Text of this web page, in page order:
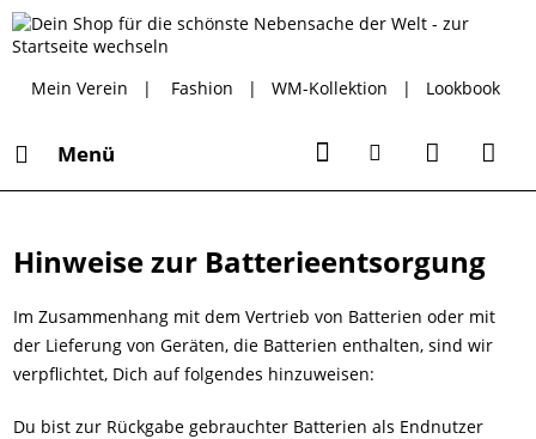
Mein Verein | Fashion | WM-Kollektion | Lookbook
Menü
Hinweise zur Batterieentsorgung
Im Zusammenhang mit dem Vertrieb von Batterien oder mit
der Lieferung von Geräten, die Batterien enthalten, sind wir
verpflichtet, Dich auf folgendes hinzuweisen:
Du bist zur Rückgabe gebrauchter Batterien als Endnutzer